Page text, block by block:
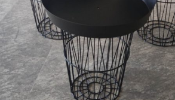
Möbelregale
Sale / Aktionen